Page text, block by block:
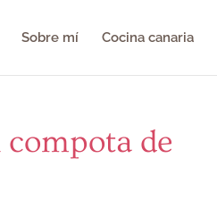
Sobre mí Cocina canaria
de